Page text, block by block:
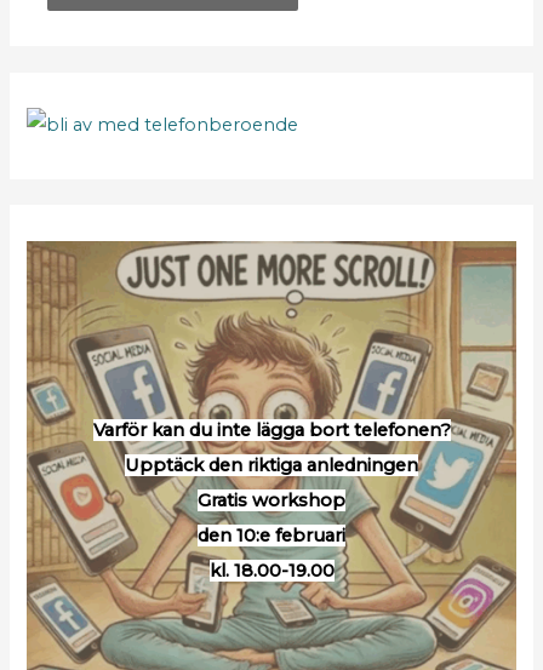
Varför kan du inte lägga bort telefonen?
Upptäck den riktiga anledningen
Gratis workshop
den 10:e februari
kl. 18.00-19.00